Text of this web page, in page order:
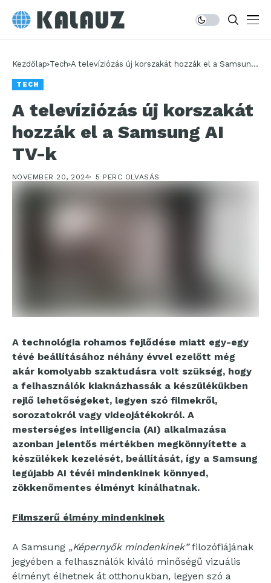
Kezdőlap Tech A televíziózás új korszakát hozzák el a Samsung
TECH
A televíziózás új korszakát
hozzák el a Samsung AI
TV-k
NOVEMBER 20, 2024 5 PERC OLVASÁS
A technológia rohamos fejlődése miatt egy-egy
tévé beállításához néhány évvel ezelőtt még
akár komolyabb szaktudásra volt szükség, hogy
a felhasználók kiaknázhassák a készülékükben
rejlő lehetőségeket, legyen szó filmekről,
sorozatokról vagy videojátékokról. A
mesterséges intelligencia (AI) alkalmazása
azonban jelentős mértékben megkönnyítette a
készülékek kezelését, beállítását, így a Samsung
legújabb AI tévéi mindenkinek könnyed,
zökkenőmentes élményt kínálhatnak.
Filmszerű élmény mindenkinek
A Samsung „Képernyők mindenkinek”filozófiájának
jegyében a felhasználók kiváló minőségű vizuális
élményt élhetnek át otthonukban, legyen szó a